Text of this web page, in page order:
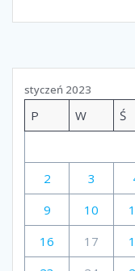
styczeń 2023
P W Ś
2
3
9
10
16
17